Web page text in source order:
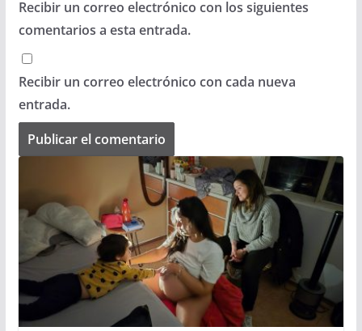
Recibir un correo electrónico con los siguientes
comentarios a esta entrada.
Recibir un correo electrónico con cada nueva
entrada.